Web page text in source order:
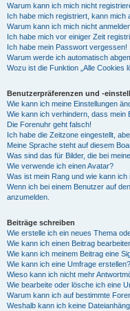
Warum kann ich mich nicht
Ich habe mich registriert, kann mich
Warum kann ich mich nicht
Ich habe mich vor einiger Zeit
Ich habe mein Passwort vergessen!
Warum werde ich automatisch
Wozu ist die Funktion „Alle Cookies
Benutzerpräferenzen und -
Wie kann ich meine Einstellungen
Wie kann ich verhindern, dass mein
Die Forenuhr geht falsch!
Ich habe die Zeitzone eingestellt,
Meine Sprache steht auf diesem
Was sind das für Bilder, die bei
Wie verwende ich einen Avatar?
Was ist mein Rang und wie kann ich
Wenn ich bei einem Benutzer auf
anzumelden.
Beiträge schreiben
Wie erstelle ich ein neues Thema
Wie kann ich einen Beitrag
Wie kann ich meinem Beitrag eine
Wie kann ich eine Umfrage erstellen?
Wieso kann ich nicht mehr
Wie bearbeite oder lösche ich eine
Warum kann ich auf bestimmte
Weshalb kann ich keine